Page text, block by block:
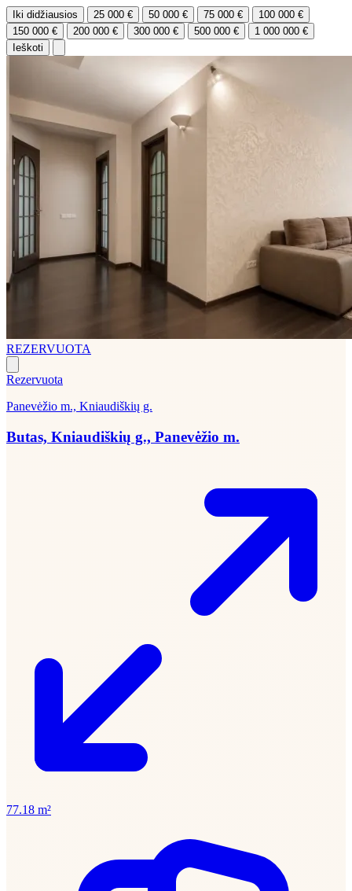
Iki didžiausios 25 000 € 50 000 € 75 000 €
100 000 €
150 000 €
200 000 € 300 000 € 500 000 €
1 000 000 €
Ieškoti
REZERVUOTA
Rezervuota
Panevėžio m., Kniaudiškių g.
Butas, Kniaudiškių g., Panevėžio m.
77.18 m²